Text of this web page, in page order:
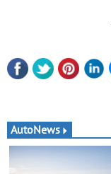
AutoNews